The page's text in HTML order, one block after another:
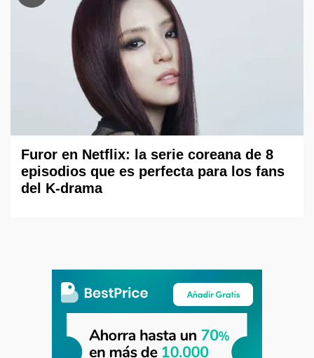
Furor en Netflix: la serie coreana de 8
episodios que es perfecta para los fans
del K-drama